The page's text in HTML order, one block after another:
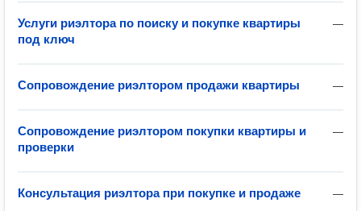
—
Услуги риэлтора по поиску и покупке квартиры
под ключ
—
Сопровождение риэлтором продажи квартиры
—
Сопровождение риэлтором покупки квартиры и
проверки
—
Консультация риэлтора при покупке и продаже